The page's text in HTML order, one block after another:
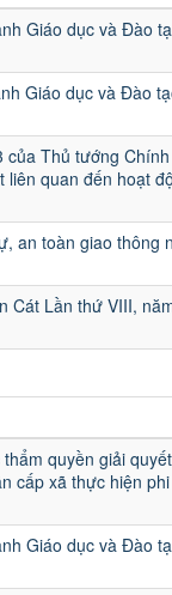
Giáo dục và Đào
Giáo dục và Đào
của Thủ tướng
quan đến hoạt
an toàn giao thông
Cát Lần thứ VIII,
quyền giải
cấp xã thực hiện
Giáo dục và Đào